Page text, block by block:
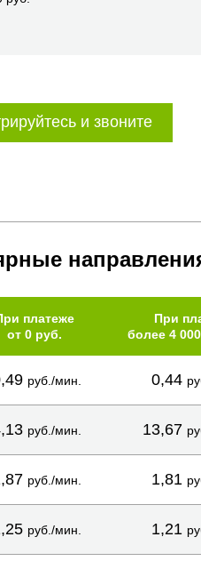
и звоните
платеже
от 0 руб.
При
более 4
руб./мин. 0,44
руб./мин. 13,67
руб./мин. 1,81
руб./мин. 1,21